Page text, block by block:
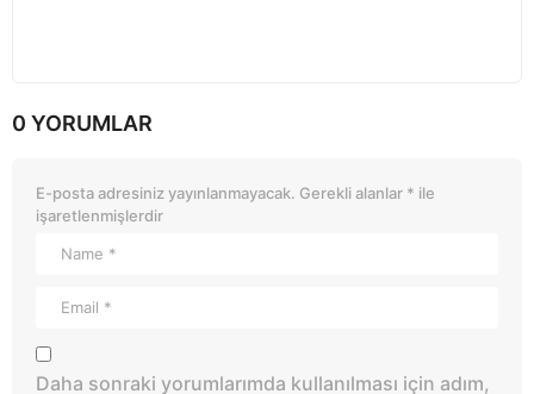
0 YORUMLAR
E-posta adresiniz yayınlanmayacak. Gerekli alanlar * ile
işaretlenmişlerdir
Daha sonraki yorumlarımda kullanılması için adım,